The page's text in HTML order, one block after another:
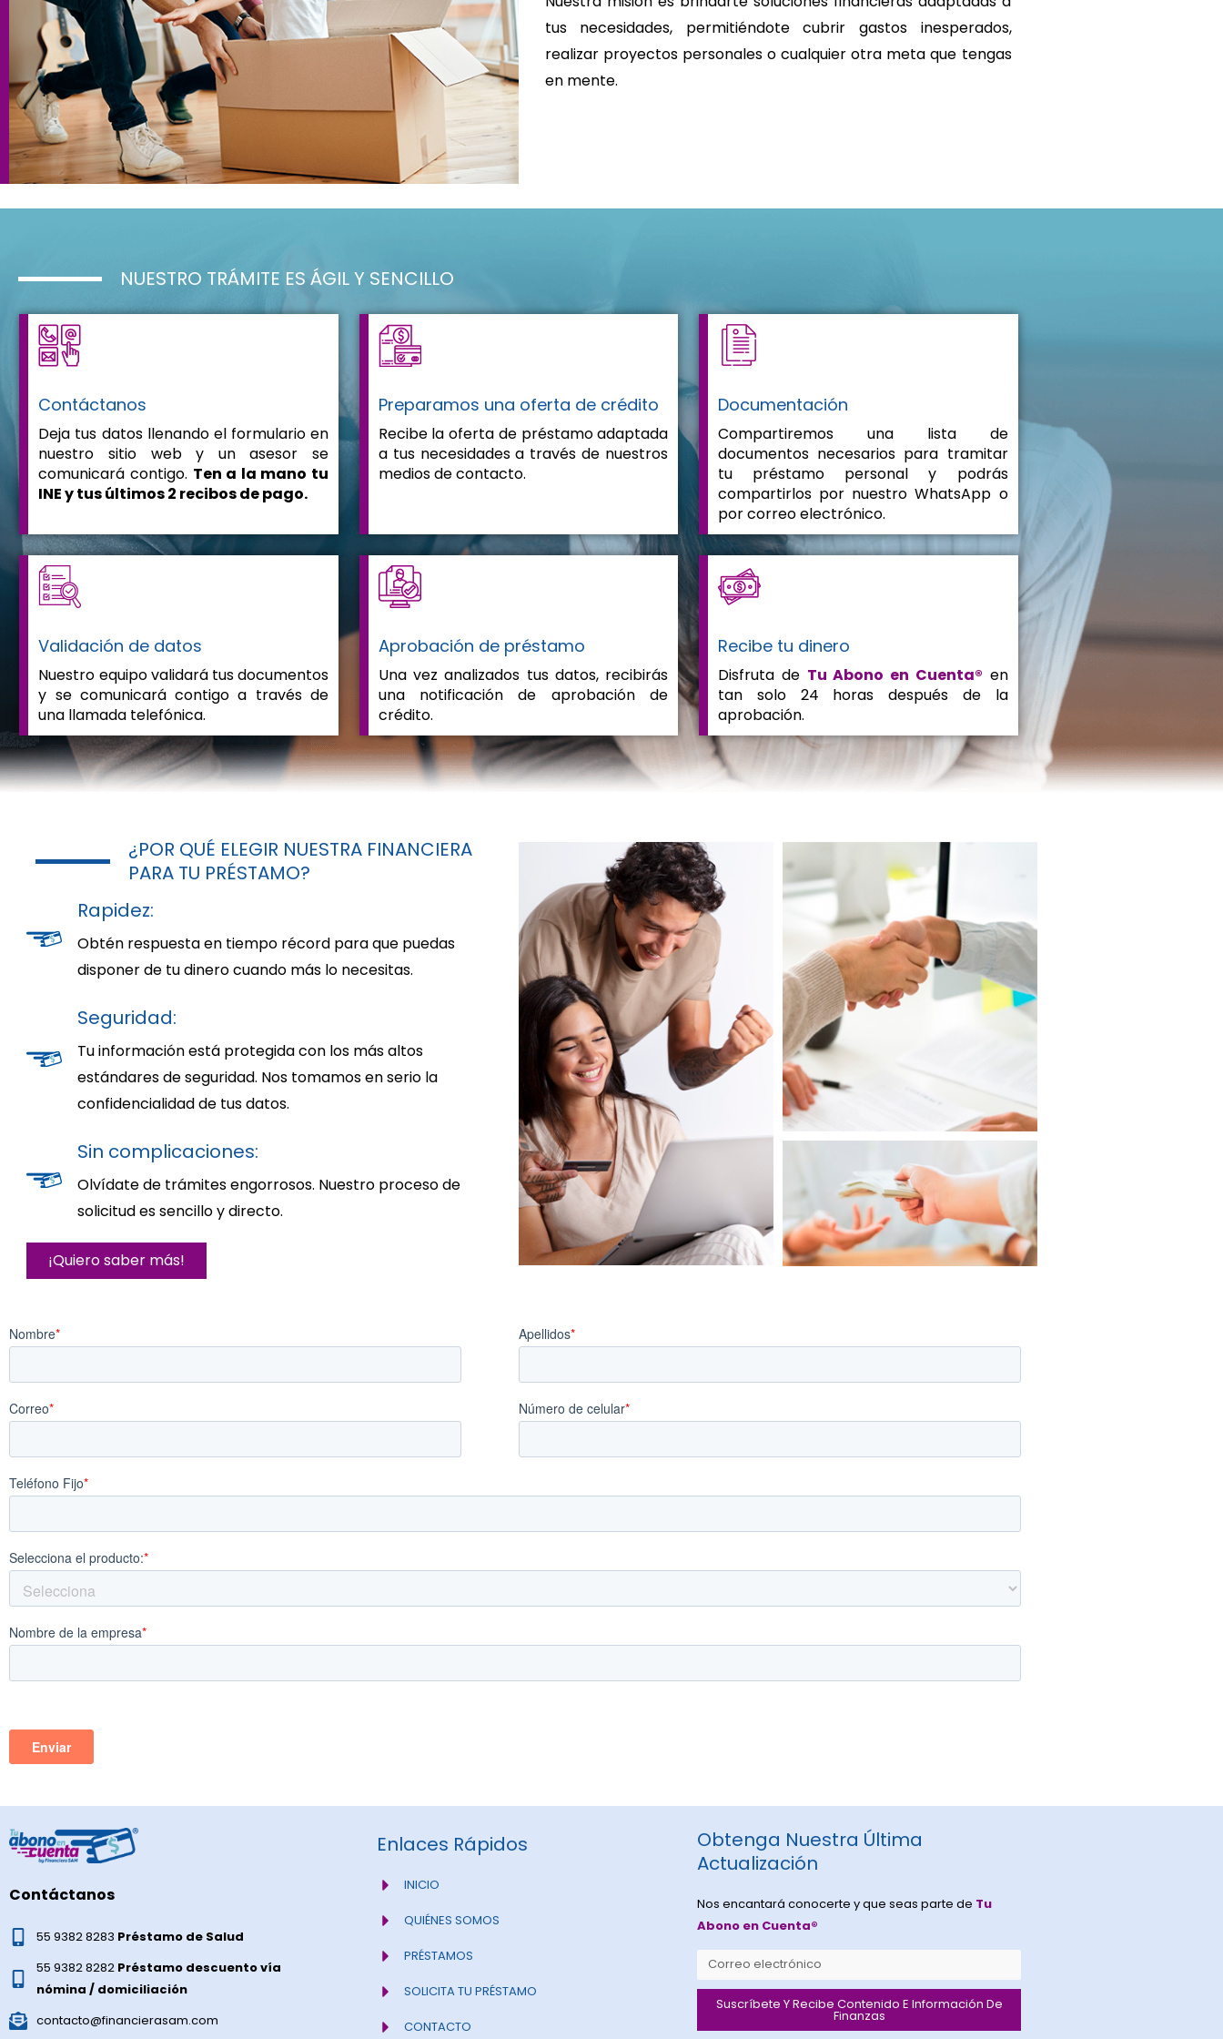
tus necesidades, permitiéndote cubrir gastos inesperados,
realizar proyectos personales o cualquier otra meta que tengas
en mente.
NUESTRO TRÁMITE ES ÁGIL Y SENCILLO
Contáctanos
Deja tus datos llenando el formulario en
nuestro sitio web y un asesor se
comunicará contigo. Ten a la mano tu
INE y tus últimos 2 recibos de pago.
Preparamos una oferta de crédito
Recibe la oferta de préstamo adaptada
a tus necesidades a través de nuestros
medios de contacto.
Documentación
Compartiremos una lista de
documentos necesarios para tramitar
tu préstamo personal y podrás
compartirlos por nuestro WhatsApp o
por correo electrónico.
Validación de datos
Nuestro equipo validará tus documentos
y se comunicará contigo a través de
una llamada telefónica.
Aprobación de préstamo
Una vez analizados tus datos, recibirás
una notificación de aprobación de
crédito.
Recibe tu dinero
Disfruta de Tu Abono en Cuenta® en
tan solo 24 horas después de la
aprobación.
¿POR QUÉ ELEGIR NUESTRA FINANCIERA
PARA TU PRÉSTAMO?
Rapidez:
Obtén respuesta en tiempo récord para que puedas
disponer de tu dinero cuando más lo necesitas.
Seguridad:
Tu información está protegida con los más altos
estándares de seguridad. Nos tomamos en serio la
confidencialidad de tus datos.
Sin complicaciones:
Olvídate de trámites engorrosos. Nuestro proceso de
solicitud es sencillo y directo.
¡Quiero saber más!
Contáctanos
55 9382 8283 Préstamo de Salud
55 9382 8282 Préstamo descuento vía
nómina / domiciliación
contacto@financierasam.com
Enlaces Rápidos
INICIO
QUIÉNES SOMOS
PRÉSTAMOS
SOLICITA TU PRÉSTAMO
CONTACTO
Obtenga Nuestra Última
Actualización
Nos encantará conocerte y que seas parte de Tu
Abono en Cuenta®
Email
Suscríbete Y Recibe Contenido E Información De
Finanzas